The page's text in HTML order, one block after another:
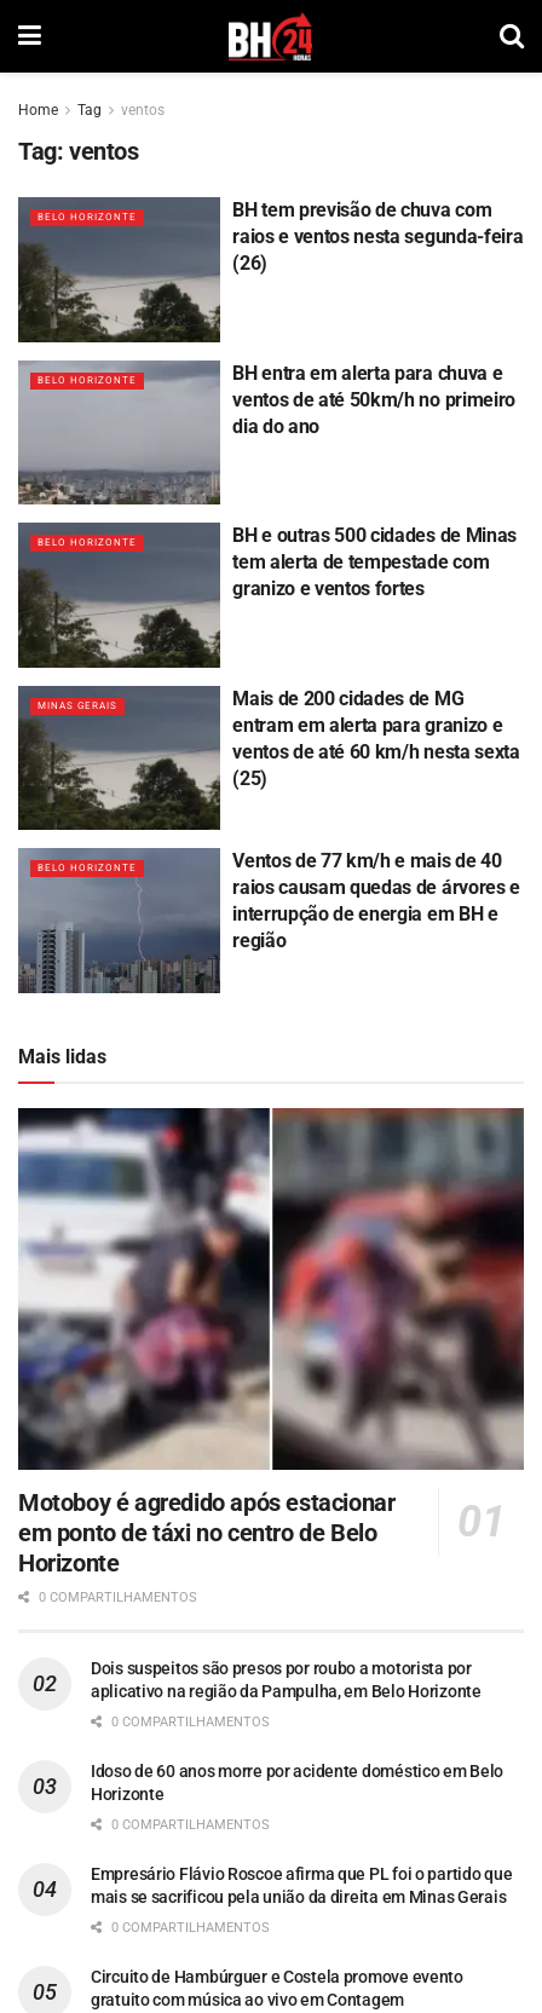
Home Tag ventos
Tag: ventos
BELO HORIZONTE
BH tem previsão de chuva com
raios e ventos nesta segunda-feira
(26)
BELO HORIZONTE
BH entra em alerta para chuva e
ventos de até 50km/h no primeiro
dia do ano
BELO HORIZONTE
BH e outras 500 cidades de Minas
tem alerta de tempestade com
granizo e ventos fortes
MINAS GERAIS
Mais de 200 cidades de MG
entram em alerta para granizo e
ventos de até 60 km/h nesta sexta
(25)
BELO HORIZONTE
Ventos de 77 km/h e mais de 40
raios causam quedas de árvores e
interrupção de energia em BH e
região
Mais lidas
Motoboy é agredido após estacionar
em ponto de táxi no centro de Belo
Horizonte
0 COMPARTILHAMENTOS
Dois suspeitos são presos por roubo a motorista por
aplicativo na região da Pampulha, em Belo Horizonte
0 COMPARTILHAMENTOS
Idoso de 60 anos morre por acidente doméstico em Belo
Horizonte
0 COMPARTILHAMENTOS
Empresário Flávio Roscoe afirma que PL foi o partido que
mais se sacrificou pela união da direita em Minas Gerais
0 COMPARTILHAMENTOS
Circuito de Hambúrguer e Costela promove evento
gratuito com música ao vivo em Contagem